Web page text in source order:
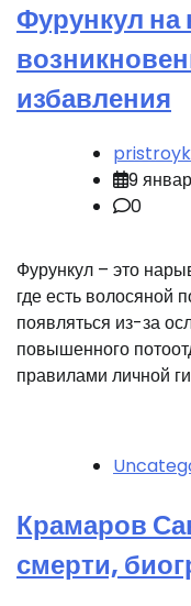
Фурункул на
избавления
9
0
Фурункул – это
где есть волосяной
появляться из-за
повышенного
правилами личной
Крамаров
смерти,